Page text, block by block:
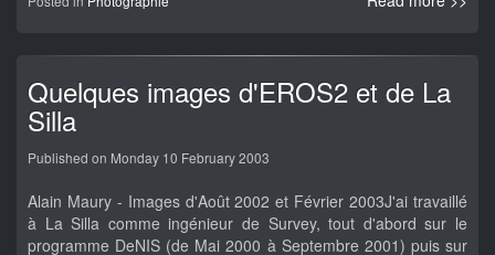
Quelques images d'EROS2 et de La
Silla
Published on Monday 10 February 2003
Alain Maury - Images d'Août 2002 et Février 2003J'ai travaillé
à La Silla comme ingénieur de Survey, tout d'abord sur le
programme DeNIS (de Mai 2000 à Septembre 2001) puis sur